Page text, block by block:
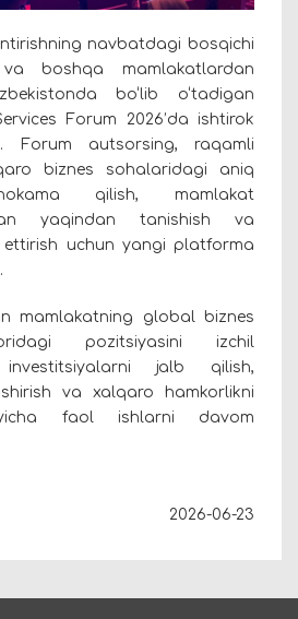
navbatdagi bosqichi
boshqa mamlakatlardan
bo‘lib o‘tadigan
Forum 2026’da ishtirok
Forum autsorsing, raqamli
biznes sohalaridagi aniq
qilish, mamlakat
yaqindan tanishish va
uchun yangi platforma
mamlakatning global biznes
pozitsiyasini izchil
investitsiyalarni jalb qilish,
va xalqaro hamkorlikni
faol ishlarni davom
2026-06-23